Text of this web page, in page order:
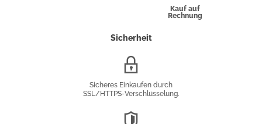
Kauf auf
Rechnung
Sicherheit
Sicheres Einkaufen durch
SSL/HTTPS-Verschlüsselung.